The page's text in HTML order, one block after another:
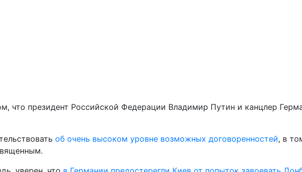
что президент Российской Федерации Владимир Путин и канцлер
об очень высоком уровне возможных договоренностей, в